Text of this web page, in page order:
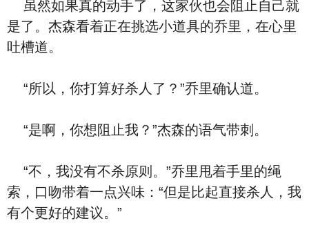
虽然如果真的动手了，这家伙也会阻止自己就
是了。杰森看着正在挑选小道具的乔里，在心里
吐槽道。
“所以，你打算好杀人了？”乔里确认道。
“是啊，你想阻止我？”杰森的语气带刺。
“不，我没有不杀原则。”乔里甩着手里的绳
索，口吻带着一点兴味：“但是比起直接杀人，我
有个更好的建议。”